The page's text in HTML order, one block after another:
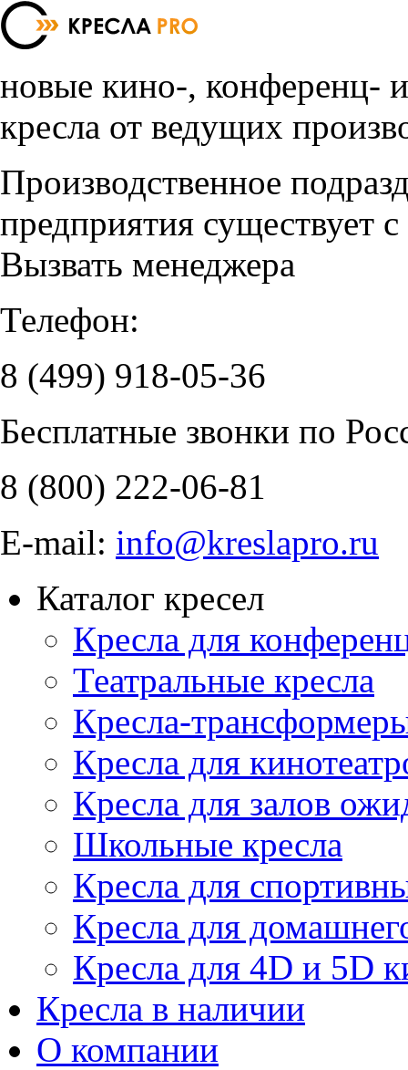
новые кино-, конференц-
кресла от ведущих
Производственное
предприятия существует
Вызвать менеджера
Телефон:
8 (499) 918-05-36
Бесплатные звонки по
8 (800) 222-06-81
E-mail: info@kreslapro.ru
Каталог кресел
Кресла для
Театральные кресла
Кресла-
Кресла для
Кресла для залов
Школьные кресла
Кресла для
Кресла для
Кресла для 4D и 5D
Кресла в наличии
О компании